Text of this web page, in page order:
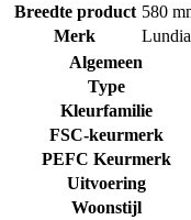
Breedte product 580
Merk
Lundia
Algemeen
Type
Kleurfamilie
FSC-keurmerk
PEFC Keurmerk
Uitvoering
Woonstijl